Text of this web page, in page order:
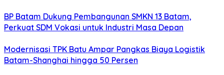
BP Batam Dukung Pembangunan SMKN 13 Batam,
Perkuat SDM Vokasi untuk Industri Masa Depan
Modernisasi TPK Batu Ampar Pangkas Biaya Logistik
Batam-Shanghai hingga 50 Persen